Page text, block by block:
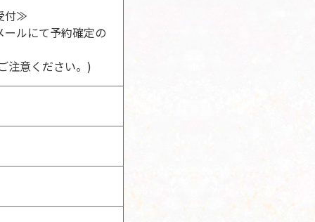
付≫
ルにて予約確定の
注意ください。)